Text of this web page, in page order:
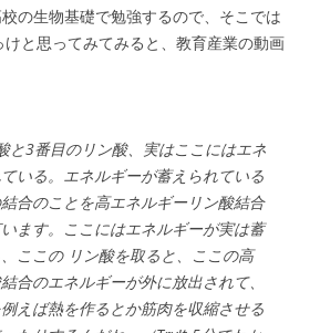
の生物基礎で勉強するので、そこでは
けと思ってみてみると、教育産業の動画
と3番目のリン酸、実はここにはエネ
いる。エネルギーが蓄えられている
合のことを高エネルギーリン酸結合
ます。ここにはエネルギーが実は蓄
ここの リン酸を取ると、ここの高
合のエネルギーが外に放出されて、
えば熱を作るとか筋肉を収縮させる